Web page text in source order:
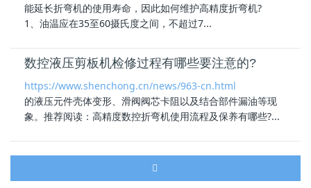
能延长折弯机的使用寿命，因此如何维护高精度折弯机?
1、油温应在35至60摄氏度之间，不超过7...
数控液压剪板机检修过程有哪些要注意的?
https://www.shenchong.cn/news/963-cn.html
的液压元件壳体变形、滑阀阀芯卡阻以及结合部件漏油等现
象。推荐阅读： 高精度数控折弯机使用流程及保养有哪些?...